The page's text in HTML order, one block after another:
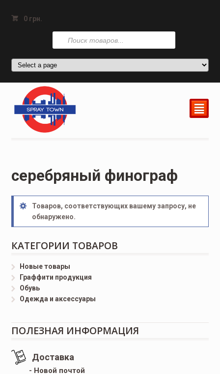
0 грн.
Поиск
товаров
²
серебряный финограф
Товаров, соответствующих вашему запросу, не
обнаружено.
КАТЕГОРИИ ТОВАРОВ
Новые товары
Граффити продукция
Обувь
Одежда и аксессуары
ПОЛЕЗНАЯ ИНФОРМАЦИЯ
Доставка
- Новой почтой